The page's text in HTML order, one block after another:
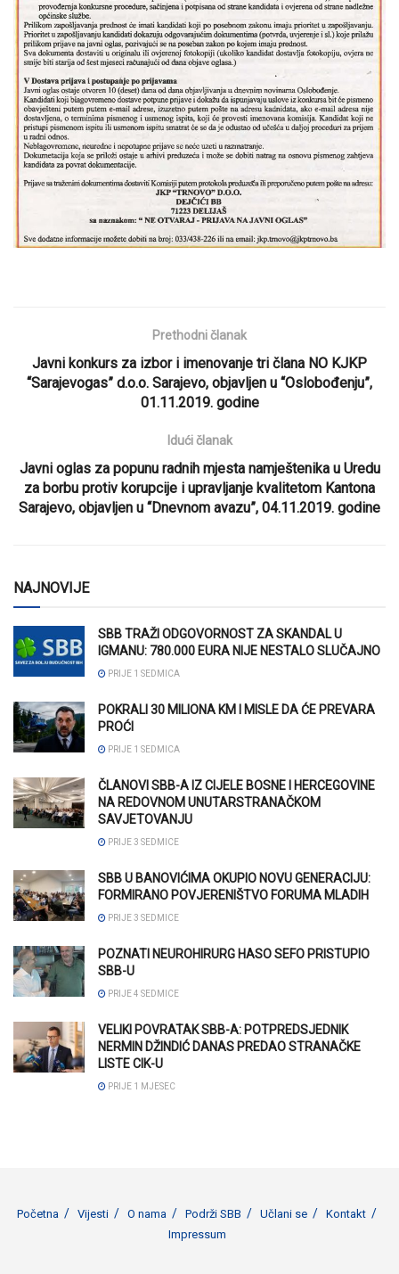
Prethodni članak
Javni konkurs za izbor i imenovanje tri člana NO KJKP
“Sarajevogas” d.o.o. Sarajevo, objavljen u “Oslobođenju”,
01.11.2019. godine
Idući članak
Javni oglas za popunu radnih mjesta namještenika u Uredu
za borbu protiv korupcije i upravljanje kvalitetom Kantona
Sarajevo, objavljen u “Dnevnom avazu”, 04.11.2019. godine
NAJNOVIJE
SBB TRAŽI ODGOVORNOST ZA SKANDAL U
IGMANU: 780.000 EURA NIJE NESTALO SLUČAJNO
PRIJE 1 SEDMICA
POKRALI 30 MILIONA KM I MISLE DA ĆE PREVARA
PROĆI
PRIJE 1 SEDMICA
ČLANOVI SBB-A IZ CIJELE BOSNE I HERCEGOVINE
NA REDOVNOM UNUTARSTRANAČKOM
SAVJETOVANJU
PRIJE 3 SEDMICE
SBB U BANOVIĆIMA OKUPIO NOVU GENERACIJU:
FORMIRANO POVJERENIŠTVO FORUMA MLADIH
PRIJE 3 SEDMICE
POZNATI NEUROHIRURG HASO SEFO PRISTUPIO
SBB-U
PRIJE 4 SEDMICE
VELIKI POVRATAK SBB-A: POTPREDSJEDNIK
NERMIN DŽINDIĆ DANAS PREDAO STRANAČKE
LISTE CIK-U
PRIJE 1 MJESEC
Početna Vijesti O nama Podrži SBB Učlani se
Kontakt
Impressum